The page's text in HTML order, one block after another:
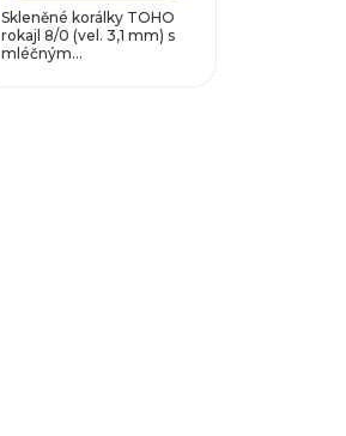
Skleněné korálky TOHO
rokajl 8/0 (vel. 3,1 mm) s
mléčným...